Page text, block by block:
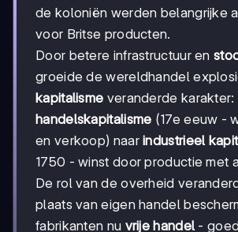
de koloniën werden belangrijke
voor Britse producten.
Door betere infrastructuur en
groeide de wereldhandel
kapitalisme veranderde karakter:
handelskapitalisme (17e eeuw -
en verkoop) naarindustrieel
1750 - winst door productie met
De rol van de overheid
plaats van eigen handel
fabrikanten nu vrije handel -